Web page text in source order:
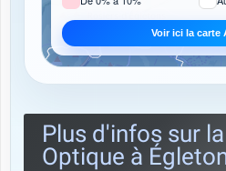
Voir ici la carte
Plus d'infos sur
Optique à